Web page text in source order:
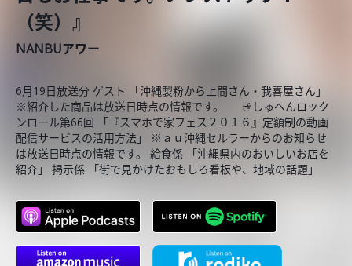
（笑）』
NANBUアワー
6月19日放送分 ゲスト 「沖縄製粉から上間さん・我喜屋さん」
※紹介した商品は放送日時点の情報です。 きしゅへんロック
ンロール第66回 「『スマホで家フェス２０１６』定額制の動画
配信サービスの活用方法」 ※ａｕ沖縄セルラーからのお知らせ
は放送日時点の情報です。 給食係 「沖縄県内のおいしいお店を
紹介」 掲示係 「街で見かけたおもしろ看板や、地域の話題」